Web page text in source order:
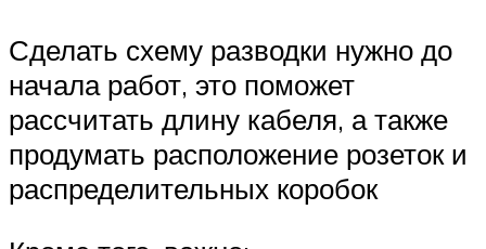
Сделать схему разводки нужно до
начала работ, это поможет
рассчитать длину кабеля, а также
продумать расположение розеток и
распределительных коробок